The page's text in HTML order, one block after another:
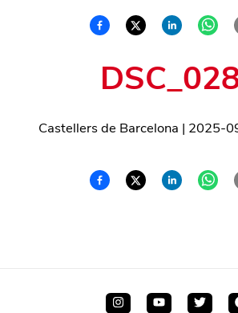
Castellers de Barcelona | 2025-